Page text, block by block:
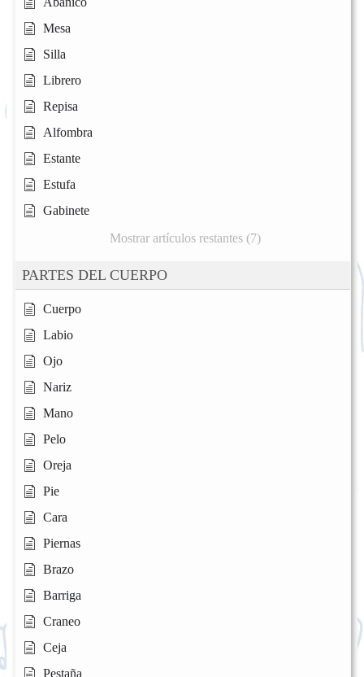
Mesa
Silla
Librero
Repisa
Alfombra
Estante
Estufa
Gabinete
Mostrar artículos restantes (7)
PARTES DEL CUERPO
Cuerpo
Labio
Ojo
Nariz
Mano
Pelo
Oreja
Pie
Cara
Piernas
Brazo
Barriga
Craneo
Ceja
Pestaña